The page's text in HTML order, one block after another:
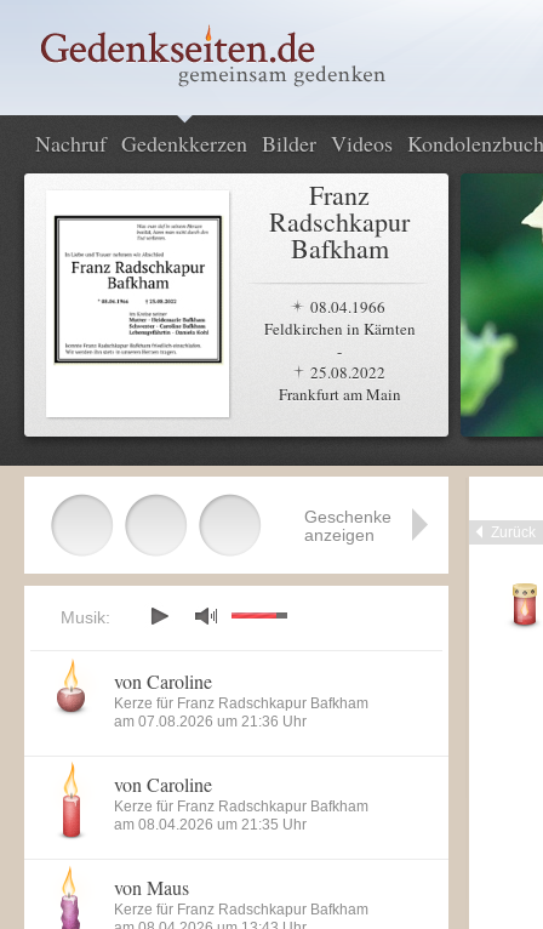
Nachruf Gedenkkerzen Bilder Videos Kondolenzbuch
Franz
Radschkapur
Bafkham
08.04.1966
Feldkirchen in Kärnten
-
25.08.2022
Frankfurt am Main
Zurück
Geschenke
anzeigen
Musik:
von Caroline
Kerze für Franz Radschkapur Bafkham
am 07.08.2026 um 21:36 Uhr
von Caroline
Kerze für Franz Radschkapur Bafkham
am 08.04.2026 um 21:35 Uhr
von Maus
Kerze für Franz Radschkapur Bafkham